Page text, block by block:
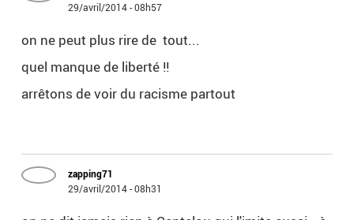
29/avril/2014 - 08h57
on ne peut plus rire de tout...
quel manque de liberté !!
arrêtons de voir du racisme partout
zapping71
29/avril/2014 - 08h31